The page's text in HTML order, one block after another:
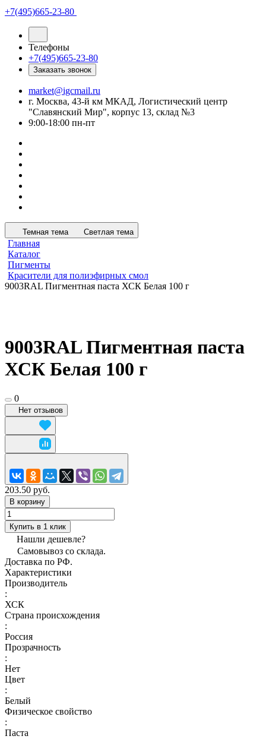
+7(495)665-23-80
Телефоны
+7(495)665-23-80
Заказать звонок
market@igcmail.ru
г. Москва, 43-й км МКАД, Логистический центр
"Славянский Мир", корпус 13, склад №3
9:00-18:00 пн-пт
Темная тема Светлая тема
Главная
Каталог
Пигменты
Красители для полиэфирных смол
9003RAL Пигментная паста ХСК Белая 100 г
9003RAL Пигментная паста
ХСК Белая 100 г
0
Нет отзывов
203.50 руб.
В корзину
Купить в 1 клик
Нашли дешевле?
Самовывоз со склада.
Доставка по РФ.
Характеристики
Производитель
:
ХСК
Страна происхождения
:
Россия
Прозрачность
:
Нет
Цвет
:
Белый
Физическое свойство
:
Паста